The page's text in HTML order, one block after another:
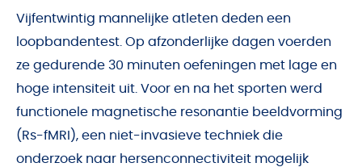
Vijfentwintig mannelijke atleten deden een
loopbandentest. Op afzonderlijke dagen voerden
ze gedurende 30 minuten oefeningen met lage en
hoge intensiteit uit. Voor en na het sporten werd
functionele magnetische resonantie beeldvorming
(Rs-fMRI), een niet-invasieve techniek die
onderzoek naar hersenconnectiviteit mogelijk